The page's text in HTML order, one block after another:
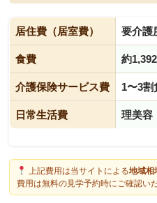
居住費（居室費） 要介護
食費 約
介護保険サービス費 1〜3割
日常生活費 理美容
上記費用は当サイトによる地域相
費用は無料の見学予約時にご確認い